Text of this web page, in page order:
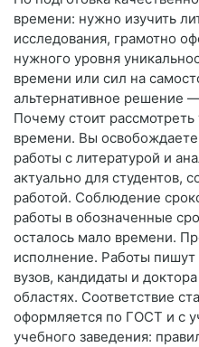
времени: нужно изучить
исследования, грамотно
нужного уровня
времени или сил на
альтернативное решение
Почему стоит
времени. Вы
работы с литературой и
актуально для студентов,
работой. Соблюдение
работы в обозначенные
осталось мало времени.
исполнение. Работы
вузов, кандидаты и
областях. Соответствие
оформляется по ГОСТ и с
учебного заведения: